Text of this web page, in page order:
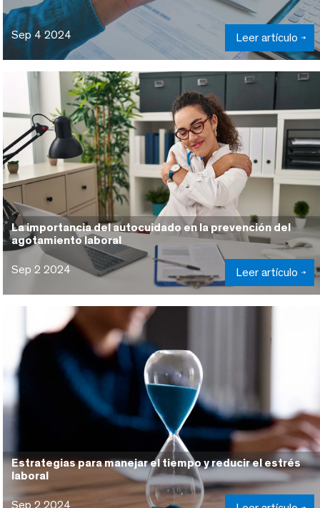
Sep 4 2024 Leer artículo
La importancia del autocuidado en la prevención del
agotamiento laboral
Sep 2 2024 Leer artículo
Estrategias para manejar el tiempo y reducir el estrés
laboral
Sep 2 2024